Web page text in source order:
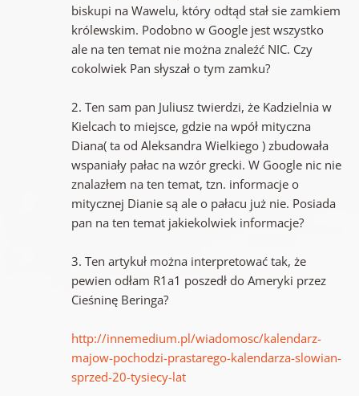
biskupi na Wawelu, który odtąd stał sie zamkiem
królewskim. Podobno w Google jest wszystko
ale na ten temat nie można znaleźć NIC. Czy
cokolwiek Pan słyszał o tym zamku?
2. Ten sam pan Juliusz twierdzi, że Kadzielnia w
Kielcach to miejsce, gdzie na wpół mityczna
Diana( ta od Aleksandra Wielkiego ) zbudowała
wspaniały pałac na wzór grecki. W Google nic nie
znalazłem na ten temat, tzn. informacje o
mitycznej Dianie są ale o pałacu już nie. Posiada
pan na ten temat jakiekolwiek informacje?
3. Ten artykuł można interpretować tak, że
pewien odłam R1a1 poszedł do Ameryki przez
Cieśninę Beringa?
http://innemedium.pl/wiadomosc/kalendarz-
majow-pochodzi-prastarego-kalendarza-slowian-
sprzed-20-tysiecy-lat